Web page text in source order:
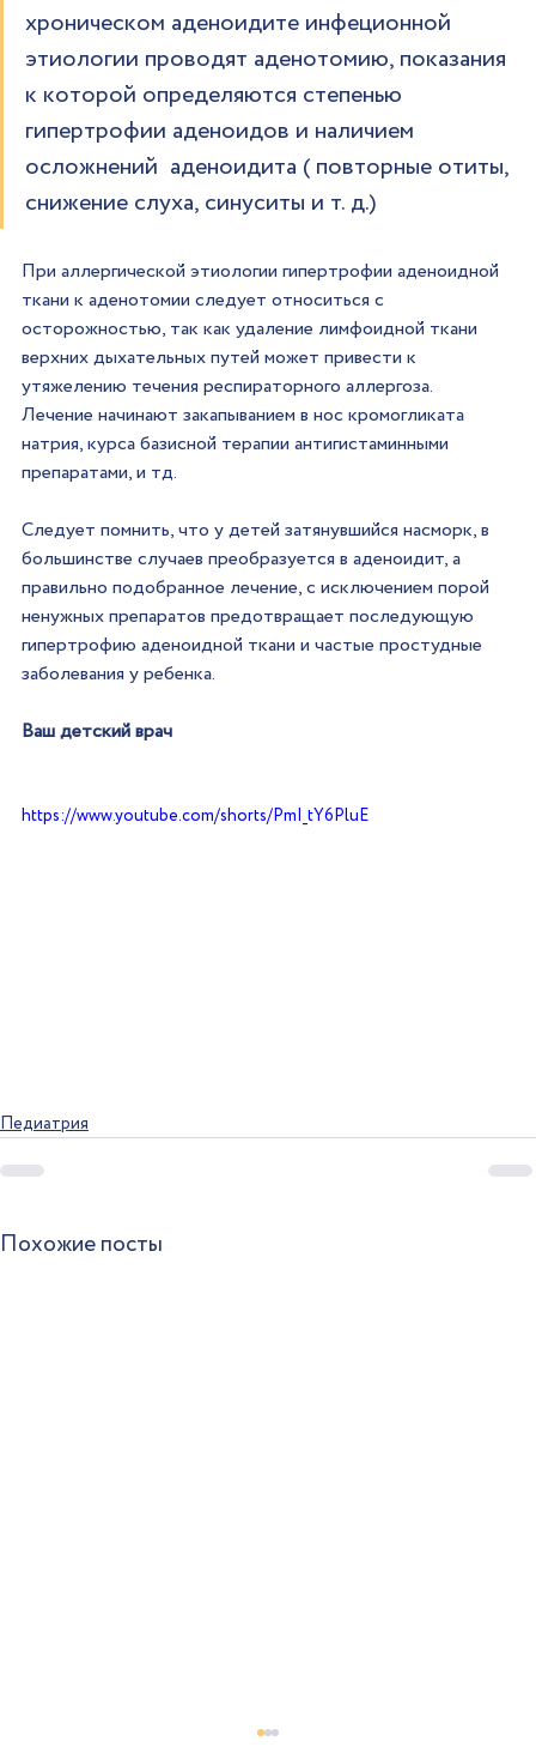
хроническом аденоидите инфеционной
этиологии проводят аденотомию, показания
к которой определяются степенью
гипертрофии аденоидов и наличием
осложнений  аденоидита ( повторные отиты,
снижение слуха, синуситы и т. д.)
При аллергической этиологии гипертрофии аденоидной
ткани к аденотомии следует относиться с
осторожностью, так как удаление лимфоидной ткани
верхних дыхательных путей может привести к
утяжелению течения респираторного аллергоза.
Лечение начинают закапыванием в нос кромогликата
натрия, курса базисной терапии антигистаминными
препаратами, и тд.
Следует помнить, что у детей затянувшийся насморк, в
большинстве случаев преобразуется в аденоидит, а
правильно подобранное лечение, с исключением порой
ненужных препаратов предотвращает последующую
гипертрофию аденоидной ткани и частые простудные
заболевания у ребенка.
Ваш детский врач
https://www.youtube.com/shorts/PmI_tY6PluE
Педиатрия
Похожие посты